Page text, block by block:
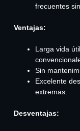
frecuentes
Ventajas:
Larga vida
Sin
Excelente
extremas.
Desventajas: